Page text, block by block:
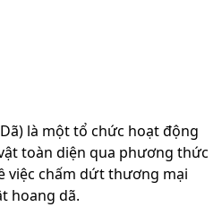
là một tổ chức hoạt động
toàn diện qua phương thức
việc chấm dứt thương mại
hoang dã.